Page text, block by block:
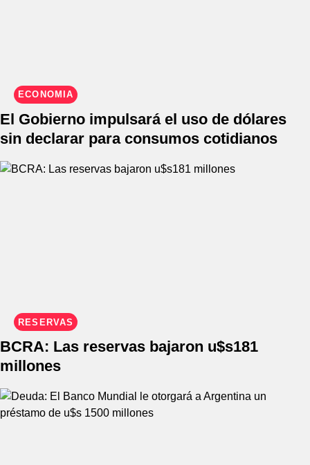
ECONOMÍA
El Gobierno impulsará el uso de dólares
sin declarar para consumos cotidianos
RESERVAS
BCRA: Las reservas bajaron u$s181
millones